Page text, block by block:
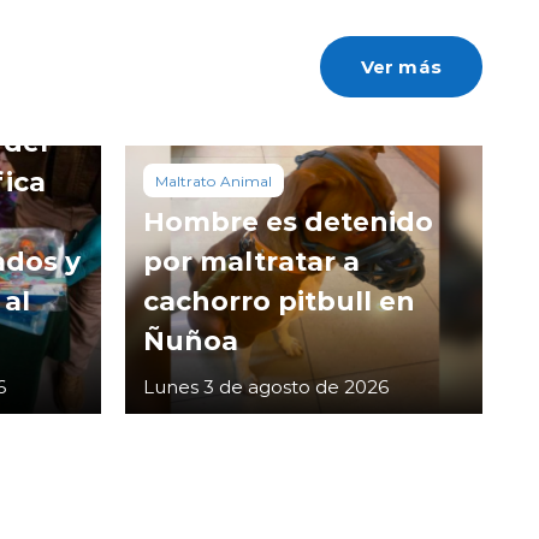
Ver más
y
Maltrato Animal
Hombre es detenido
por maltratar a
cachorro pitbull en
Ñuñoa
Lunes 3 de agosto de 2026